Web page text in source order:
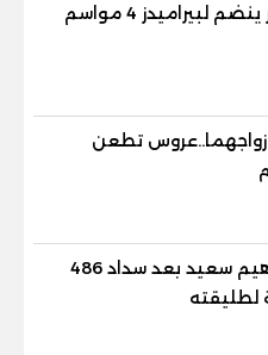
لبيراميدز 4 مواسم
من زواجهما..عروس تطعن
الإفراج عن إبراهيم سعيد بعد سداد 486
لطليقته